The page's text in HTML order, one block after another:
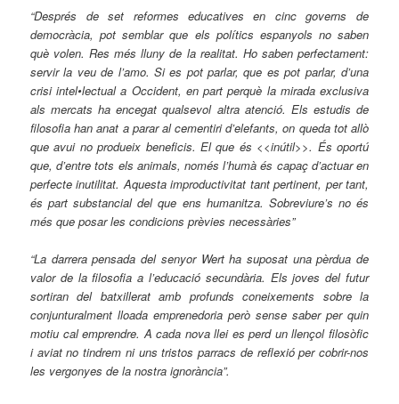
“Després de set reformes educatives en cinc governs de
democràcia, pot semblar que els polítics espanyols no saben
què volen. Res més lluny de la realitat. Ho saben perfectament:
servir la veu de l’amo. Si es pot parlar, que es pot parlar, d’una
crisi intel•lectual a Occident, en part perquè la mirada exclusiva
als mercats ha encegat qualsevol altra atenció. Els estudis de
filosofia han anat a parar al cementiri d’elefants, on queda tot allò
que avui no produeix beneficis. El que és <<inútil>>. És oportú
que, d’entre tots els animals, només l’humà és capaç d’actuar en
perfecte inutilitat. Aquesta improductivitat tant pertinent, per tant,
és part substancial del que ens humanitza. Sobreviure’s no és
més que posar les condicions prèvies necessàries”
“La darrera pensada del senyor Wert ha suposat una pèrdua de
valor de la filosofia a l’educació secundària. Els joves del futur
sortiran del batxillerat amb profunds coneixements sobre la
conjunturalment lloada emprenedoria però sense saber per quin
motiu cal emprendre. A cada nova llei es perd un llençol filosòfic
i aviat no tindrem ni uns tristos parracs de reflexió per cobrir-nos
les vergonyes de la nostra ignorància”.